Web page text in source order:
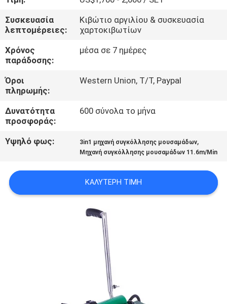
ΕΠΙΚΟΙΝΩΝΉΣΤΕ
ΜΑΖΊ
ΜΑΣ
ΕΙΔΉΣΕΙΣ
ΜΠΛΟΓΚ
ΠΡΟΣΦΟΡΆ
Συσκευασία
λεπτομέρειες:
Κιβώτιο αργιλίου & συσκευασία
χαρτοκιβωτίων
Χρόνος
παράδοσης:
μέσα σε 7 ημέρες
Όροι
πληρωμής:
Western Union, T/T, Paypal
Δυνατότητα
προσφοράς:
600 σύνολα το μήνα
Υψηλό φως: 3in1 μηχανή συγκόλλησης μουσαμάδων,
Μηχανή συγκόλλησης μουσαμάδων 11.6m/Min
ΚΑΛΎΤΕΡΗ ΤΙΜΉ